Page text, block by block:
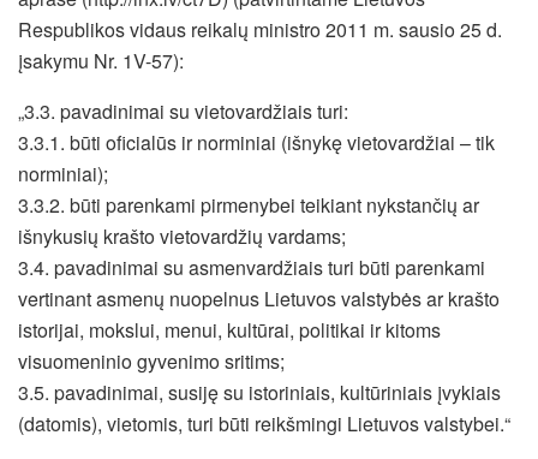
Respublikos vidaus reikalų ministro 2011 m. sausio 25 d.
įsakymu Nr. 1V-57):
„3.3. pavadinimai su vietovardžiais turi:
3.3.1. būti oficialūs ir norminiai (išnykę vietovardžiai – tik
norminiai);
3.3.2. būti parenkami pirmenybei teikiant nykstančių ar
išnykusių krašto vietovardžių vardams;
3.4. pavadinimai su asmenvardžiais turi būti parenkami
vertinant asmenų nuopelnus Lietuvos valstybės ar krašto
istorijai, mokslui, menui, kultūrai, politikai ir kitoms
visuomeninio gyvenimo sritims;
3.5. pavadinimai, susiję su istoriniais, kultūriniais įvykiais
(datomis), vietomis, turi būti reikšmingi Lietuvos valstybei.“